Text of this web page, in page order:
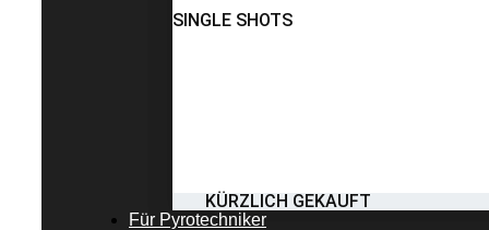
SINGLE SHOTS
KÜRZLICH GEKAUFT
Für Pyrotechniker